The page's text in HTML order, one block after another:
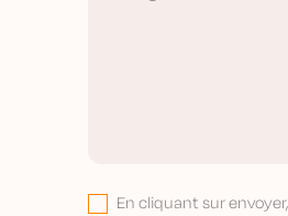
En cliquant sur